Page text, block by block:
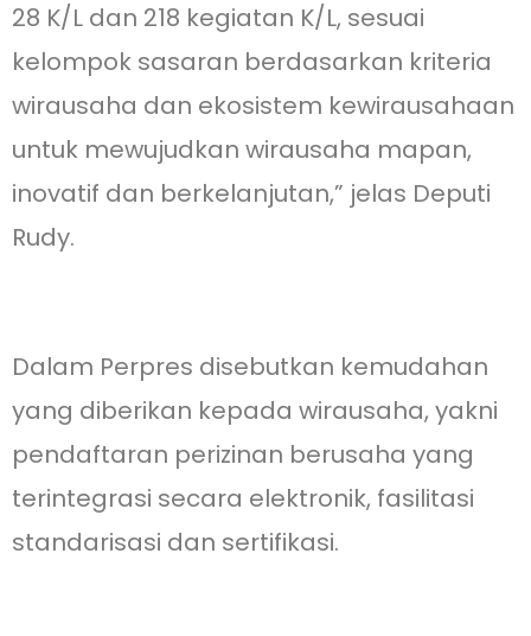
28 K/L dan 218 kegiatan K/L, sesuai
kelompok sasaran berdasarkan kriteria
wirausaha dan ekosistem kewirausahaan
untuk mewujudkan wirausaha mapan,
inovatif dan berkelanjutan,” jelas Deputi
Rudy.
Dalam Perpres disebutkan kemudahan
yang diberikan kepada wirausaha, yakni
pendaftaran perizinan berusaha yang
terintegrasi secara elektronik, fasilitasi
standarisasi dan sertifikasi.